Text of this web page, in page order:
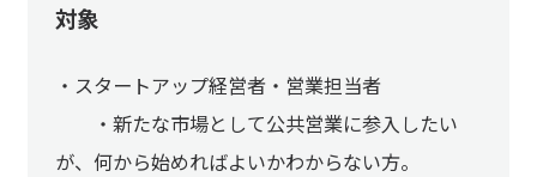
対象
・スタートアップ経営者・営業担当者
・新たな市場として公共営業に参入したい
が、何から始めればよいかわからない方。